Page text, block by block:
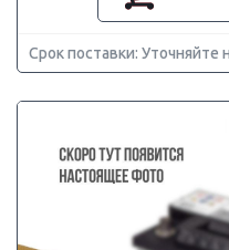
Срок поставки: Уточняйте